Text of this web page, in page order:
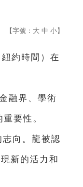
【字號： 大 中 小】
約時間）在
融界、學術
要性。
向。龍被認
新的活力和